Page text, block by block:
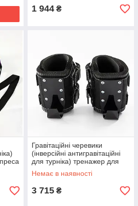
1 944 ₴
Гравітаційні черевики
(інверсійні антигравітаційні
для турніка) тренажер для
спини OSPORT Premium
(OF-0003) Чорно-чорний
Немає в наявності
3 715 ₴